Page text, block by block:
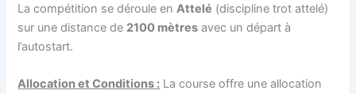
La compétition se déroule en Attelé (discipline trot attelé)
sur une distance de 2100 mètres avec un départ à
l’autostart.
Allocation et Conditions : La course offre une allocation